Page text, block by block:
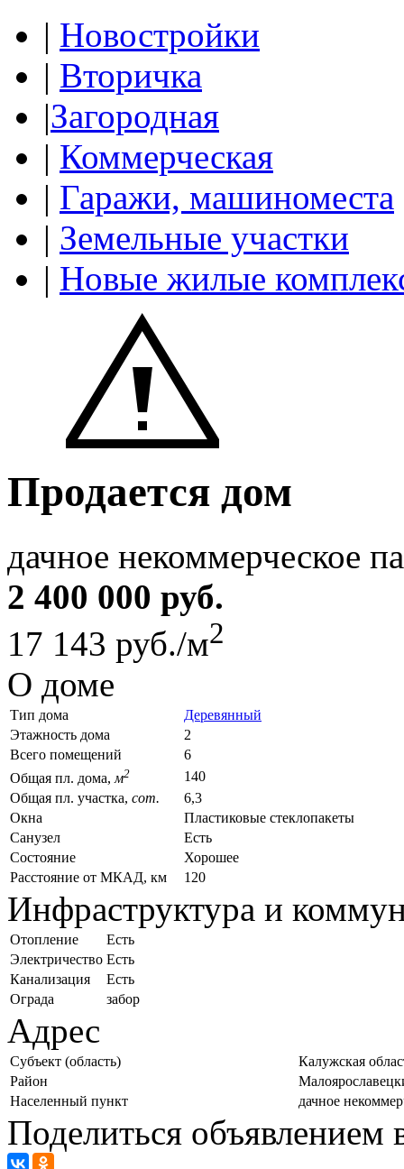
| Новостройки
| Вторичка
|Загородная
| Коммерческая
| Гаражи, машиноместа
| Земельные участки
| Новые жилые
Продается дом
дачное некоммерческое
2 400 000 руб.
17 143 руб./м2
О доме
Тип дома
Деревянный
Этажность дома
2
Всего помещений
6
Общая пл. дома, м2
140
Общая пл. участка, сот.
6,3
Окна
Пластиковые стеклопакеты
Санузел
Есть
Состояние
Хорошее
Расстояние от МКАД, км
120
Инфраструктура и
Отопление
Есть
Электричество Есть
Канализация
Есть
Ограда
забор
Адрес
Субъект (область)
Калужская
Район
Населенный пункт
дачное
Поделиться объявлением